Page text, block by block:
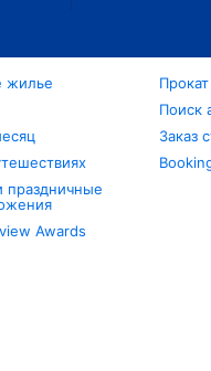
жилье
праздничные
Awards
Поиск
Заказ